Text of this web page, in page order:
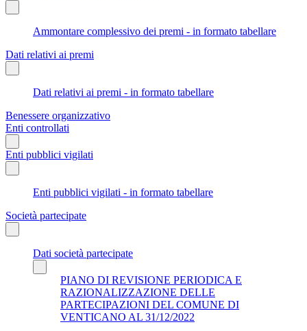
Ammontare complessivo dei premi - in formato tabellare
Dati relativi ai premi
Dati relativi ai premi - in formato tabellare
Benessere organizzativo
Enti controllati
Enti pubblici vigilati
Enti pubblici vigilati - in formato tabellare
Società partecipate
Dati società partecipate
PIANO DI REVISIONE PERIODICA E
RAZIONALIZZAZIONE DELLE
PARTECIPAZIONI DEL COMUNE DI
VENTICANO AL 31/12/2022